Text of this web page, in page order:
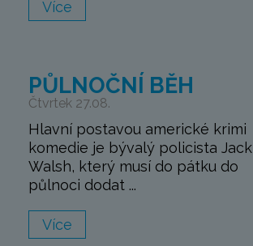
Více
PŮLNOČNÍ BĚH
Čtvrtek 27.08.
Hlavní postavou americké krimi
komedie je bývalý policista Jack
Walsh, který musí do pátku do
půlnoci dodat ...
Více